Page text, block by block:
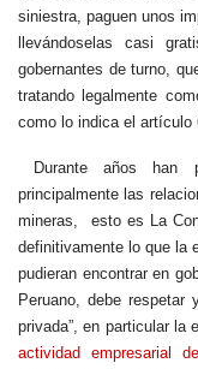
siniestra, paguen unos
llevándoselas casi
gobernantes de turno,
tratando legalmente
como lo indica el artículo
Durante años han
principalmente las
mineras, esto es La
definitivamente lo que la
pudieran encontrar en
Peruano, debe
privada”, en particular la
actividad empresarial